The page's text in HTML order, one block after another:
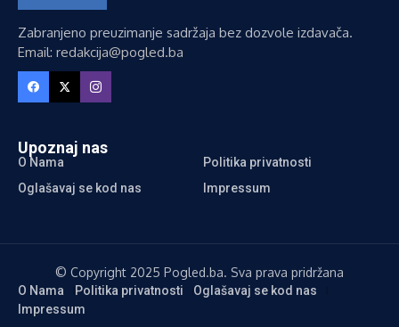
Zabranjeno preuzimanje sadržaja bez dozvole izdavača.
Email: redakcija@pogled.ba
Upoznaj nas
O Nama
Politika privatnosti
Oglašavaj se kod nas
Impressum
© Copyright 2025 Pogled.ba. Sva prava pridržana
O Nama Politika privatnosti
Oglašavaj se kod nas
Impressum